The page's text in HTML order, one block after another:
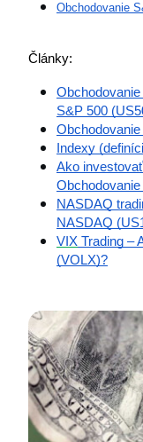
Obchodovanie
Články:
S&P 500
Indexy
Ako
NASDAQ
NASDAQ
VIX Trading –
(VOLX)?